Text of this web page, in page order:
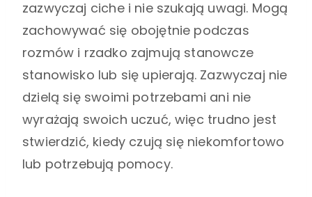
zazwyczaj ciche i nie szukają uwagi. Mogą
zachowywać się obojętnie podczas
rozmów i rzadko zajmują stanowcze
stanowisko lub się upierają. Zazwyczaj nie
dzielą się swoimi potrzebami ani nie
wyrażają swoich uczuć, więc trudno jest
stwierdzić, kiedy czują się niekomfortowo
lub potrzebują pomocy.